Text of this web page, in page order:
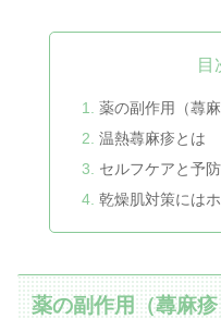
目
薬の副作用（蕁
温熱蕁麻疹とは
セルフケアと予防
乾燥肌対策には
薬の副作用（蕁麻